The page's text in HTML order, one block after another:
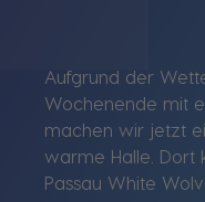
Aufgrund der
Wochenende mit
machen wir jetzt
warme Halle. Dort
Passau White